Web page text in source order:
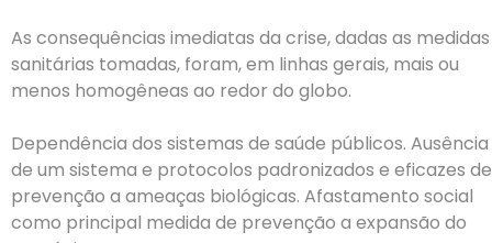
As consequências imediatas da crise, dadas as medidas
sanitárias tomadas, foram, em linhas gerais, mais ou
menos homogêneas ao redor do globo.
Dependência dos sistemas de saúde públicos. Ausência
de um sistema e protocolos padronizados e eficazes de
prevenção a ameaças biológicas. Afastamento social
como principal medida de prevenção a expansão do